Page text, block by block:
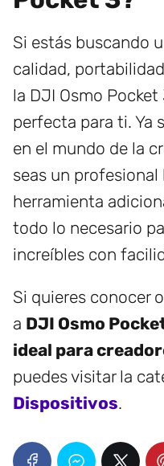
Si estás buscando
calidad,
la DJI Osmo
perfecta para ti. Ya
en el mundo de la
seas un
herramienta
todo lo necesario
increíbles con
Si quieres conocer
a DJI Osmo
ideal para
puedes visitar la
Dispositivos.